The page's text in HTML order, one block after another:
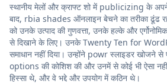
स्थानीय मेलों और क्राफ्ट शो में publicizing के
बाद, rbia shades ऑनलाइन बेचने का तरीका ढूंढ
को उनके उत्पाद की गुणवत्ता, उनके हल्के और
से दिखाने के लिए। उनके Twenty Ten for
समाधान नहीं दिया। उन्होंने powr स्लाइडर
options की कोशिश की और उनमें से कोई भी ऐसा
हिस्सा थे, और वे भद्दे और उपयोग में कठिन थे।